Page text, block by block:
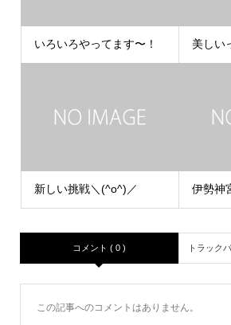
いろいろやってます〜！ 美しい
新しい挑戦＼(^o^)／ 伊勢神
コメント ( 0 ) トラック
この記事へのコメントはありません。